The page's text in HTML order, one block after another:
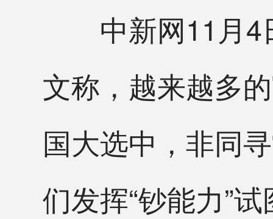
中新网11月4
文称，越来越多
国大选中，非同
们发挥“钞能力”